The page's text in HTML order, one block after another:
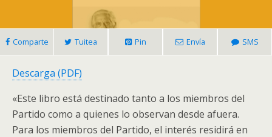
Comparte Tuitea Pin Envía SMS
Descarga (PDF)
«Este libro está destinado tanto a los miembros del
Partido como a quienes lo observan desde afuera.
Para los miembros del Partido, el interés residirá en